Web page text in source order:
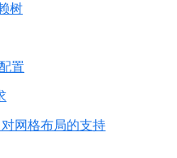
树
置
网格布局的支持